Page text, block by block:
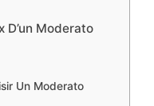
D’un Moderato
Un Moderato